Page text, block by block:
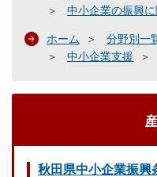
中小企業の振興
ホーム 分野別一
中小企業支援
秋田県中小企業振興